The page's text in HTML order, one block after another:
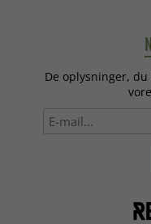
De oplysninger,